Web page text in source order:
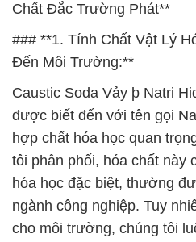
Chất Đắc Trường Phát**
### **1. Tính Chất Vật Lý
Đến Môi Trường:**
Caustic Soda Vảy þ Natri
được biết đến với tên gọi
hợp chất hóa học quan
tôi phân phối, hóa chất này
hóa học đặc biệt, thường
ngành công nghiệp. Tuy
cho môi trường, chúng tôi